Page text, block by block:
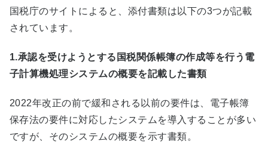
国税庁のサイトによると、添付書類は以下の3つが記載
されています。
1.承認を受けようとする国税関係帳簿の作成等を行う電
子計算機処理システムの概要を記載した書類
2022年改正の前で緩和される以前の要件は、電子帳簿
保存法の要件に対応したシステムを導入することが多い
ですが、そのシステムの概要を示す書類。